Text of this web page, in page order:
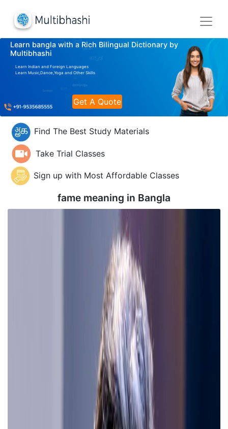
Learn bangla with a Rich Bilingual Dictionary by
Multibhashi
Learn Indian and Foreign Languages
Learn Music,Dance,Yoga and Other Skills
Get A Quote
Find The Best Study Materials
Take Trial Classes
Sign up with Most Affordable Classes
fame meaning in Bangla